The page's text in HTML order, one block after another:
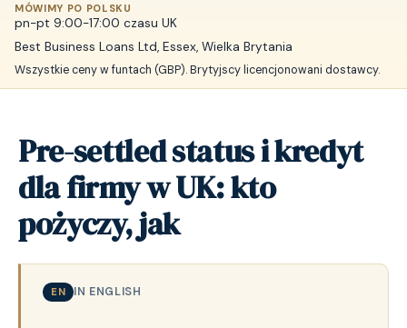
MÓWIMY PO POLSKU
pn-pt 9:00-17:00 czasu UK
Best Business Loans Ltd, Essex, Wielka Brytania
Wszystkie ceny w funtach (GBP). Brytyjscy licencjonowani dostawcy.
Pre-settled status i kredyt
dla firmy w UK: kto
pożyczy, jak
EN IN ENGLISH